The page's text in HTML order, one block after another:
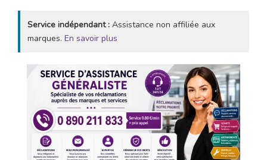
Service indépendant : Assistance non affiliée aux
marques. En savoir plus